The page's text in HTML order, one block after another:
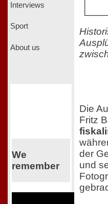
Interviews
Sport
About us
We
remember
Die
Fritz
der
und